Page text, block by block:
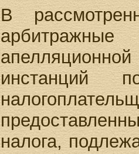
В
инстанций
налога,